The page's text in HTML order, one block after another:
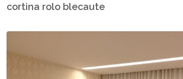
cortina rolo blecaute